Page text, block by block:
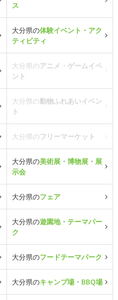
ス
大分県の体験イベント・アク
ティビティ
大分県のアニメ・ゲームイベ
ント
大分県の動物ふれあいイベン
ト
大分県のフリーマーケット
大分県の美術展・博物展・展
示会
大分県のフェア
大分県の遊園地・テーマパー
ク
大分県のフードテーマパーク
大分県のキャンプ場・BBQ場